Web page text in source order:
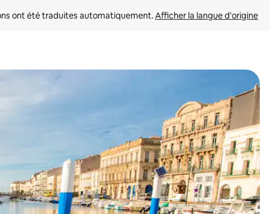
ont été traduites automatiquement. Afficher la langue d'origine